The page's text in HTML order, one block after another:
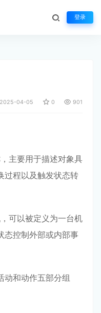
登录
2025-04-05 0 901
主要用于描述对象具
过程以及触发状态转
可以被定义为一台机
态控制外部或内部事
动和动作五部分组